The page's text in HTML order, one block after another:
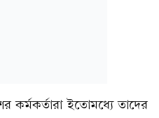
কর্মকর্তারা ইতোমধ্যে তাদের